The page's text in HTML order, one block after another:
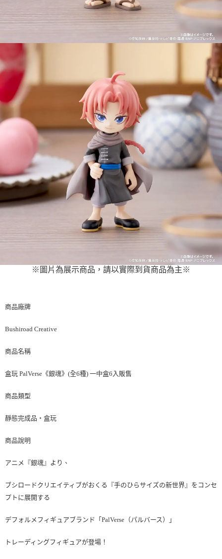
※圖片為展示商品，請以實際到貨商品為主※
商品廠牌
Bushiroad Creative
商品名稱
盒玩 PalVerse《銀魂》(全6種) 一中盒6入販售
商品類型
靜態完成品・盒玩
商品說明
アニメ『銀魂』より、
ブシロードクリエイティブがおくる『手のひらサイズの新世界』をコンセ
プトに展開する
デフォルメフィギュアブランド「PalVerse（パルバース）」
トレーディングフィギュアが登場！